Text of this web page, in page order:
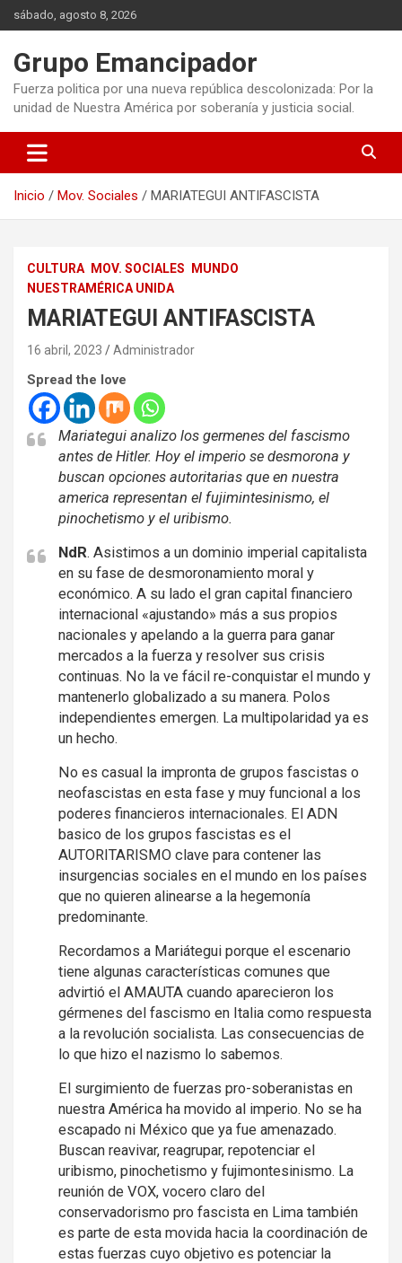
Saltar
al
sábado, agosto 8, 2026
Grupo Emancipador
Fuerza politica por una nueva república descolonizada: Por la
unidad de Nuestra América por soberanía y justicia social.
Inicio Mov. Sociales MARIATEGUI ANTIFASCISTA
CULTURA MOV. SOCIALES
MUNDO
NUESTRAMÉRICA UNIDA
MARIATEGUI ANTIFASCISTA
16 abril, 2023 Administrador
Spread the love
Mariategui analizo los germenes del fascismo
antes de Hitler. Hoy el imperio se desmorona y
buscan opciones autoritarias que en nuestra
america representan el fujimintesinismo, el
pinochetismo y el uribismo.
NdR. Asistimos a un dominio imperial capitalista
en su fase de desmoronamiento moral y
económico. A su lado el gran capital financiero
internacional «ajustando» más a sus propios
nacionales y apelando a la guerra para ganar
mercados a la fuerza y resolver sus crisis
continuas. No la ve fácil re-conquistar el mundo y
mantenerlo globalizado a su manera. Polos
independientes emergen. La multipolaridad ya es
un hecho.
No es casual la impronta de grupos fascistas o
neofascistas en esta fase y muy funcional a los
poderes financieros internacionales. El ADN
basico de los grupos fascistas es el
AUTORITARISMO clave para contener las
insurgencias sociales en el mundo en los países
que no quieren alinearse a la hegemonía
predominante.
Recordamos a Mariátegui porque el escenario
tiene algunas características comunes que
advirtió el AMAUTA cuando aparecieron los
gérmenes del fascismo en Italia como respuesta
a la revolución socialista. Las consecuencias de
lo que hizo el nazismo lo sabemos.
El surgimiento de fuerzas pro-soberanistas en
nuestra América ha movido al imperio. No se ha
escapado ni México que ya fue amenazado.
Buscan reavivar, reagrupar, repotenciar el
uribismo, pinochetismo y fujimontesinismo. La
reunión de VOX, vocero claro del
conservadorismo pro fascista en Lima también
es parte de esta movida hacia la coordinación de
estas fuerzas cuyo objetivo es potenciar la